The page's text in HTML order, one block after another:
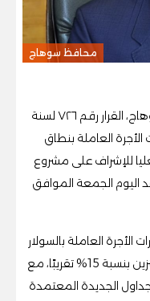
محافظ سوهاج
أصدر اللواء عبد الفتاح سراج، محافظ سوهاج، القرار رقم ٧٢٦ لسنة
الأجرة العاملة بنطاق
للإشراف على مشروع
اليوم الجمعة الموافق
الأجرة العاملة بالسولار
بنسبة 15% تقريبًا، والسيارات العاملة بالبنزين بنسبة 15% تقريبًا، مع
الجديدة المعتمدة